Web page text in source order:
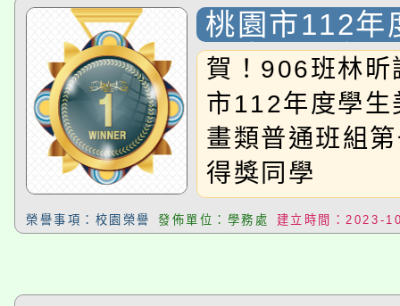
桃園市112年
展南區西畫
第一名
賀！906班林昕
市112年度學生
畫類普通班組
得獎同學
榮譽事項：校園榮譽 發佈單位：學務處 建立時間：2023-